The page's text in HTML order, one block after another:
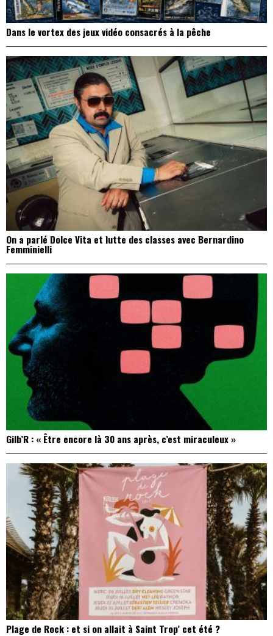
Dans le vortex des jeux vidéo consacrés à la pêche
On a parlé Dolce Vita et lutte des classes avec Bernardino
Femminielli
Gilb’R : « Être encore là 30 ans après, c’est miraculeux »
Plage de Rock : et si on allait à Saint Trop’ cet été ?